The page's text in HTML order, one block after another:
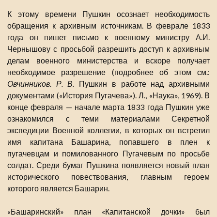
К этому времени Пушкин осознает необходимость
обращения к архивным источникам. В феврале 1833
года он пишет письмо к военному министру А.И.
Чернышову с просьбой разрешить доступ к архивным
делам военного министерства и вскоре получает
необходимое разрешение (подробнее об этом см.:
Овчинников. Р. В. Пушкин в работе над архивными
документами («История Пугачева»). Л., «Наука», 1969). В
конце февраля — начале марта 1833 года Пушкин уже
ознакомился с теми материалами Секретной
экспедиции Военной коллегии, в которых он встретил
имя капитана Башарина, попавшего в плен к
пугачевцам и помилованного Пугачевым по просьбе
солдат. Среди бумаг Пушкина появляется новый план
исторического повествования, главным героем
которого является Башарин.
«Башаринский» план «Капитанской дочки» был